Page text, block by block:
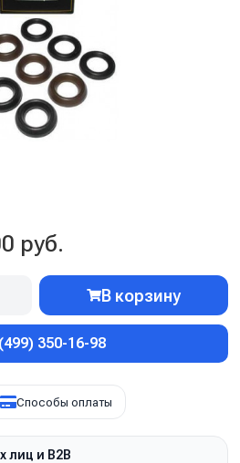
руб.
В корзину
350-16-98
Способы оплаты
лиц и B2B